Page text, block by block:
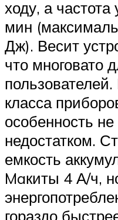
ходу, а
мин
Дж). Весит
что многовато
класса
особенность не
недостатком.
емкость
Maкиты 4 А/ч,
гораздо